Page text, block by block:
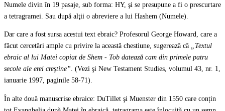
Numele divin în 19 pasaje, sub forma: HY, şi se presupune a fi o prescurtare
a tetragramei. Sau după alţii o abreviere a lui Hashem (Numele).
Dar care a fost sursa acestui text ebraic? Profesorul George Howard, care a
făcut cercetări ample cu privire la această chestiune, sugerează că „Textul
ebraic al lui Matei copiat de Shem - Tob datează cam din primele patru
secole ale erei creştine”. (Vezi şi New Testament Studies, volumul 43, nr. 1,
ianuarie 1997, paginile 58-71).
În alte două manuscrise ebraice: DuTillet şi Muenster din 1550 care conțin